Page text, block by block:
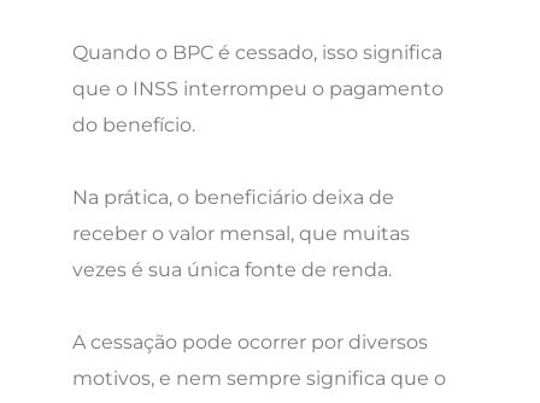
Quando o BPC é cessado, isso significa
que o INSS interrompeu o pagamento
do benefício.
Na prática, o beneficiário deixa de
receber o valor mensal, que muitas
vezes é sua única fonte de renda.
A cessação pode ocorrer por diversos
motivos, e nem sempre significa que o